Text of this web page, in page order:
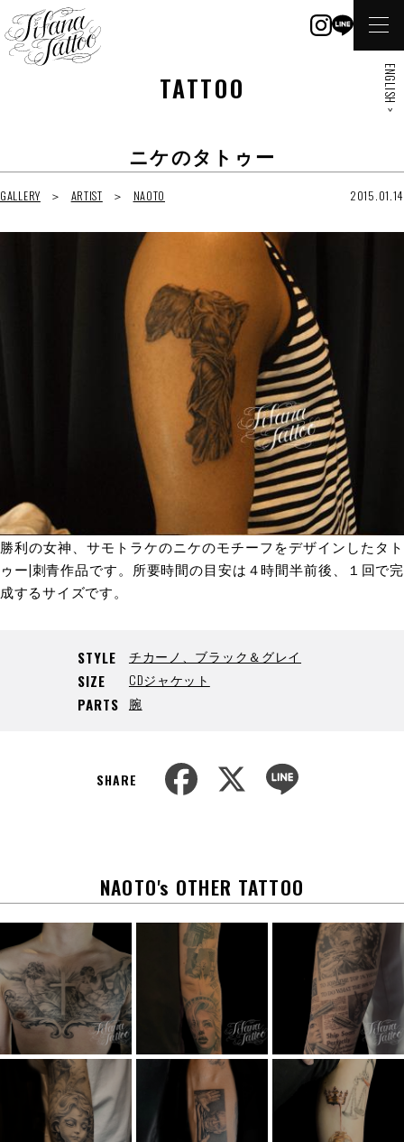
TATTOO
ニケのタトゥー
GALLERY ARTIST NAOTO 2015.01.14
勝利の女神、サモトラケのニケのモチーフをデザインしたタト
ゥー|刺青作品です。所要時間の目安は４時間半前後、１回で完
成するサイズです。
STYLE チカーノ、ブラック＆グレイ
SIZE CDジャケット
PARTS 腕
SHARE
NAOTO's OTHER TATTOO
ENGLISH >